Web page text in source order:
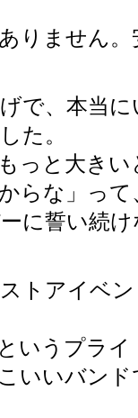
りません
で、本当
た。
っと大き
らな」って
に誓い続
トアイベ
いうプラ
いいバン